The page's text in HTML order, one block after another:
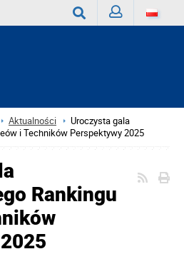
Aktualności
Uroczysta gala
i Techników Perspektywy 2025
Rankingu